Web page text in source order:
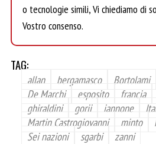
o tecnologie simili, Vi chiediamo di
Vostro consenso.
TAG:
allan bergamasco Bortolami
De Marchi
esposito francia
ghiraldini
gorii iannone
Martin Castrogiovanni
minto
Sei nazioni
sgarbi zanni